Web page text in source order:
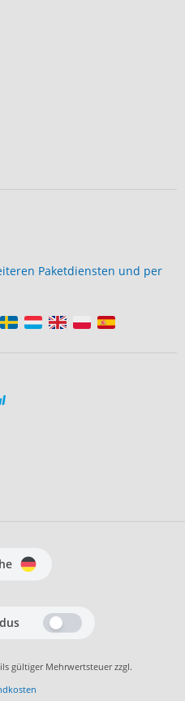
Paketdiensten und per
gültiger Mehrwertsteuer zzgl.